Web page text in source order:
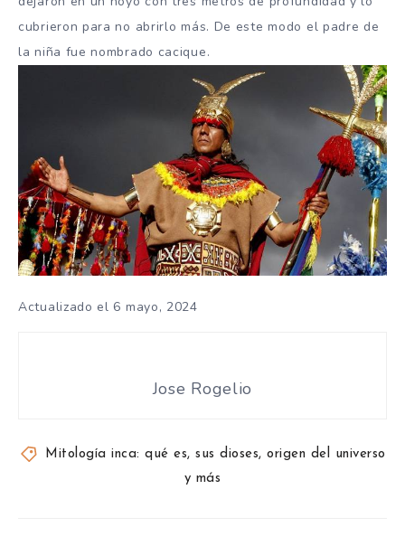
cubrieron para no abrirlo más. De este modo el padre de
la niña fue nombrado cacique.
Actualizado el 6 mayo, 2024
Jose Rogelio
Mitología inca: qué es, sus dioses, origen del universo
y más